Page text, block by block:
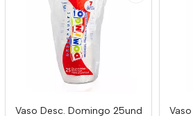
Vaso Desc. Domingo 25und